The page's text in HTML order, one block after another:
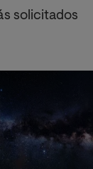
solicitados